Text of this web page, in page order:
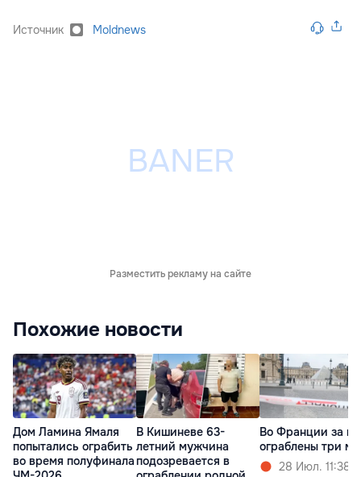
Источник Moldnews
Разместить рекламу на сайте
Похожие новости
Дом Ламина Ямаля
попытались ограбить
во время полуфинала
В Кишиневе 63-
летний мужчина
подозревается в
Во Франции за
ограблены три
28 Июл. 11:38